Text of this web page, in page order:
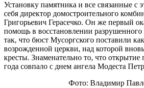
Установку памятника и все связанные с
себя директор домостроительного
Григорьевич Герасечко. Он же первый
помощь в восстановлении
так, что бюст Мусоргского поставили
возрожденной церкви, над которой
кресты. Знаменательно то, что открытие
года совпало с днем ангела Модеста
Фото: Владимир